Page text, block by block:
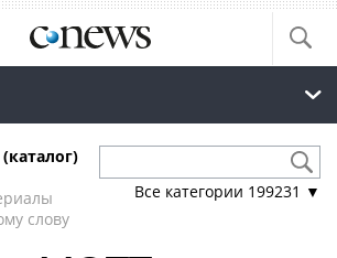
слову
Все категории 199231 ▼